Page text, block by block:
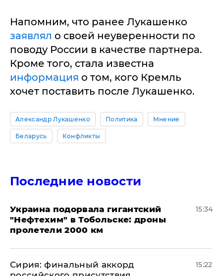
Напомним, что ранее Лукашенко
заявлял о своей неуверенности по
поводу России в качестве партнера.
Кроме того, стала известна
информация о том, кого Кремль
хочет поставить после Лукашенко.
Александр Лукашенко Политика Мнение
Беларусь Конфликты
Последние новости
Украина подорвала гигантский
"Нефтехим" в Тобольске: дроны
пролетели 2000 км
15:34
​Сирия: финальный аккорд
15:22